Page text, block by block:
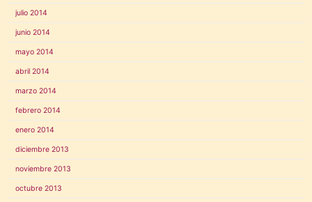
julio 2014
junio 2014
mayo 2014
abril 2014
marzo 2014
febrero 2014
enero 2014
diciembre 2013
noviembre 2013
octubre 2013